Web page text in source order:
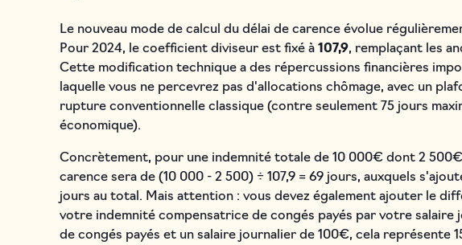
Le nouveau mode de calcul du délai de carence évolue
Pour 2024, le coefficient diviseur est fixé à107,9, remplaçant les
Cette modification technique a des répercussions financières
laquelle vous ne percevrez pas d'allocations chômage, avec un
rupture conventionnelle classique (contre seulement 75 jours
économique).
Concrètement, pour une indemnité totale de 10 000€ dont 2
carence sera de (10 000 - 2 500) ÷ 107,9 = 69 jours, auxquels
jours au total. Mais attention : vous devez également ajouter le
votre indemnité compensatrice de congés payés par votre salaire
de congés payés et un salaire journalier de 100€, cela représente